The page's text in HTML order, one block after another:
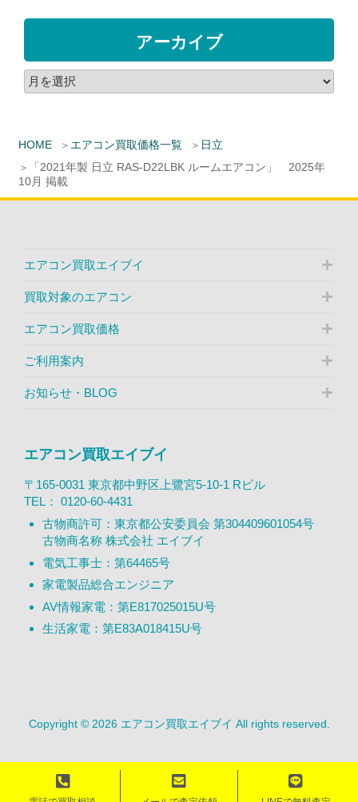
HOME エアコン買取価格一覧
日立
「2021年製 日立 RAS-D22LBK ルームエアコン」 2025年
10月 掲載
アーカイブ
エアコン買取エイブイ
買取対象のエアコン
エアコン買取価格
ご利用案内
お知らせ・BLOG
エアコン買取エイブイ
〒165-0031 東京都中野区上鷺宮5-10-1 Rビル
TEL： 0120-60-4431
古物商許可：東京都公安委員会 第304409601054号
古物商名称 株式会社 エイブイ
電気工事士：第64465号
家電製品総合エンジニア
AV情報家電：第E817025015U号
生活家電：第E83A018415U号
Copyright © 2026 エアコン買取エイブイ All rights reserved.